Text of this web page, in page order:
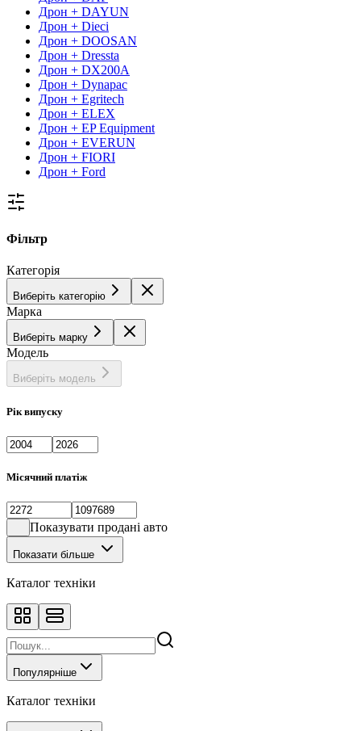
Дрон + DAYUN
Дрон + Dieci
Дрон + DOOSAN
Дрон + Dressta
Дрон + DX200A
Дрон + Dynapac
Дрон + Egritech
Дрон + ELEX
Дрон + EP Equipment
Дрон + EVERUN
Дрон + FIORI
Дрон + Ford
Фільтр
Категорія
Виберіть категорію
Марка
Виберіть марку
Модель
Виберіть модель
Рік випуску
Місячний платіж
Показувати продані авто
Показати більше
Каталог техніки
Популярніше
Каталог техніки